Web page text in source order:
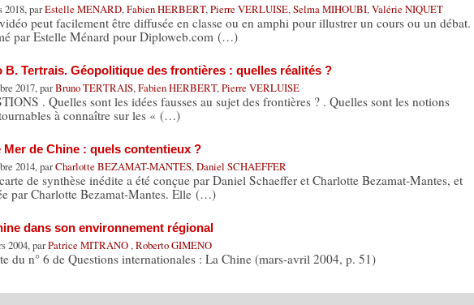
2018, parEstelle MENARD,Fabien HERBERT,Pierre VERLUISE,Selma MIHOUBI,Valérie NIQUET
peut facilement être diffusée en classe ou en amphi pour illustrer un cours ou un débat.
par Estelle Ménard pour Diploweb.com (…)
B. Tertrais. Géopolitique des frontières : quelles réalités ?
2017, parBruno TERTRAIS,Fabien HERBERT,Pierre VERLUISE
. Quelles sont les idées fausses au sujet des frontières ? . Quelles sont les notions
à connaître sur les « (…)
Mer de Chine : quels contentieux ?
2014, parCharlotte BEZAMAT-MANTES,Daniel SCHAEFFER
de synthèse inédite a été conçue par Daniel Schaeffer et Charlotte Bezamat-Mantes, et
par Charlotte Bezamat-Mantes. Elle (…)
dans son environnement régional
2004, parPatrice MITRANO,Roberto GIMENO
du n° 6 de Questions internationales : La Chine (mars-avril 2004, p. 51)